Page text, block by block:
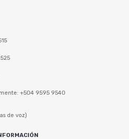
+504 9595 9540
de voz)